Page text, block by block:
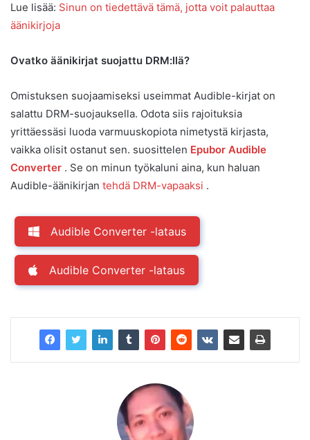
Lue lisää: Sinun on tiedettävä tämä, jotta voit palauttaa
äänikirjoja
Ovatko äänikirjat suojattu DRM:llä?
Omistuksen suojaamiseksi useimmat Audible-kirjat on
salattu DRM-suojauksella. Odota siis rajoituksia
yrittäessäsi luoda varmuuskopiota nimetystä kirjasta,
vaikka olisit ostanut sen. suosittelen Epubor Audible
Converter . Se on minun työkaluni aina, kun haluan
Audible-äänikirjan tehdä DRM-vapaaksi .
Audible Converter -lataus
Audible Converter -lataus